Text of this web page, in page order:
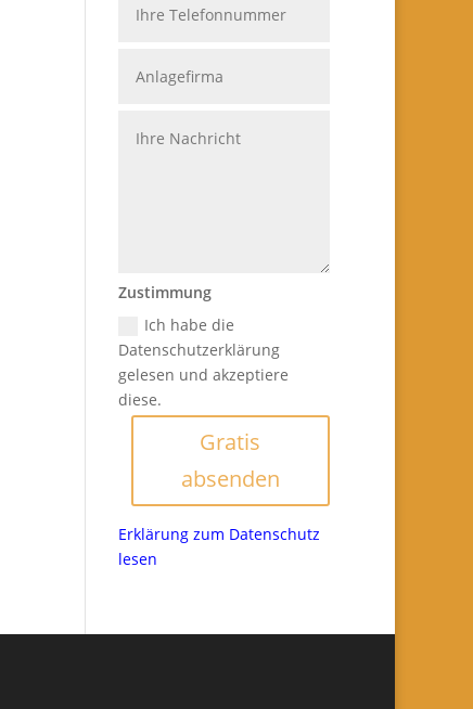
Zustimmung
Ich habe die
Datenschutzerklärung
gelesen und akzeptiere
diese.
Gratis
absenden
Erklärung zum Datenschutz
lesen